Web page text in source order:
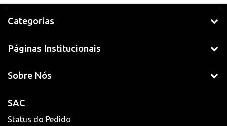
Categorias
Páginas Institucionais
Sobre Nós
SAC
Status do Pedido